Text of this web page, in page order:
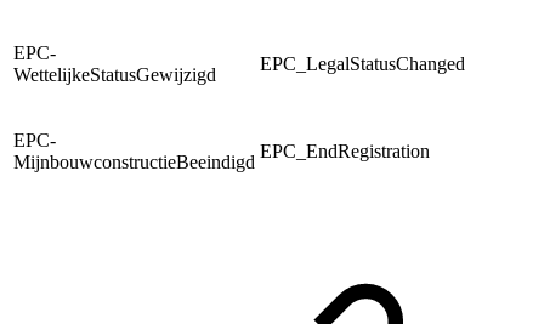
EPC-
WettelijkeStatusGewijzigd
EPC_LegalStatusChanged
EPC-
MijnbouwconstructieBeeindigd
EPC_EndRegistration